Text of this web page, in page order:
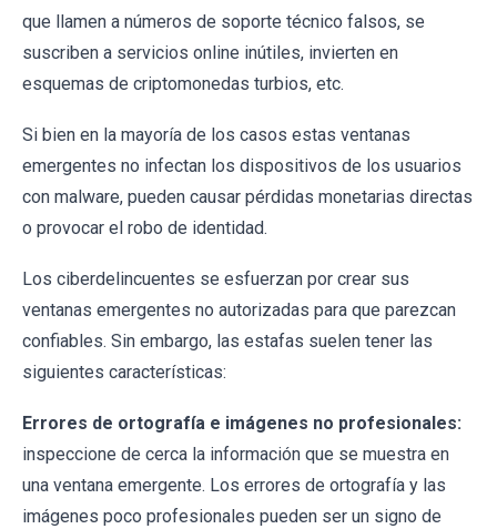
que llamen a números de soporte técnico falsos, se
suscriben a servicios online inútiles, invierten en
esquemas de criptomonedas turbios, etc.
Si bien en la mayoría de los casos estas ventanas
emergentes no infectan los dispositivos de los usuarios
con malware, pueden causar pérdidas monetarias directas
o provocar el robo de identidad.
Los ciberdelincuentes se esfuerzan por crear sus
ventanas emergentes no autorizadas para que parezcan
confiables. Sin embargo, las estafas suelen tener las
siguientes características:
Errores de ortografía e imágenes no profesionales:
inspeccione de cerca la información que se muestra en
una ventana emergente. Los errores de ortografía y las
imágenes poco profesionales pueden ser un signo de